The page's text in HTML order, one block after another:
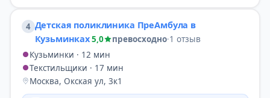
4 Детская поликлиника ПреАмбула в
Кузьминках5,0 превосходно·1 отзыв
Кузьминки · 12 мин
Текстильщики · 17 мин
Москва, Окская ул, 3к1